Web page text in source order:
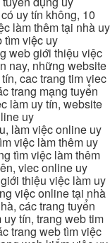
uy tín không, 10
làm thêm tại nhà uy
tìm việc uy
web giới thiệu việc
nay, những website
cac trang tim viec
trang mạng tuyển
làm uy tín, website
uy
làm việc online uy
việc làm thêm uy
tìm việc làm thêm
viec online uy
thiệu việc làm uy
việc online tại nhà
các trang tuyển
tín, trang web tim
trang web tìm việc